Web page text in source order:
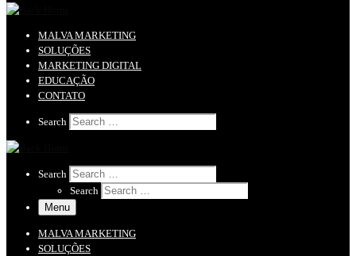
MALVA MARKETING
SOLUÇÕES
MARKETING DIGITAL
EDUCAÇÃO
CONTATO
Search
Search
Search
Search
Search
Menu
MALVA MARKETING
SOLUÇÕES